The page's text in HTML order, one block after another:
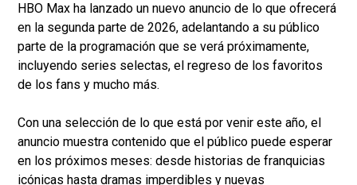
HBO Max ha lanzado un nuevo anuncio de lo que ofrecerá
en la segunda parte de 2026, adelantando a su público
parte de la programación que se verá próximamente,
incluyendo series selectas, el regreso de los favoritos
de los fans y mucho más.
Con una selección de lo que está por venir este año, el
anuncio muestra contenido que el público puede esperar
en los próximos meses: desde historias de franquicias
icónicas hasta dramas imperdibles y nuevas